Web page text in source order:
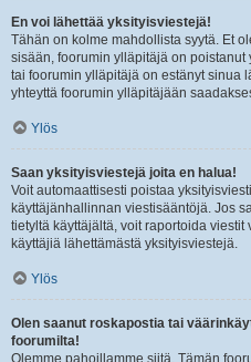
En voi lähettää yksityisviestejä!
Tähän on kolme mahdollista syytä. Et
sisään, foorumin ylläpitäjä on
tai foorumin ylläpitäjä on estänyt sinua
yhteyttä foorumin ylläpitäjään
Ylös
Saan yksityisviestejä joita en halua!
Voit automaattisesti poistaa
käyttäjänhallinnan viestisääntöjä. Jos
tietyltä käyttäjältä, voit raportoida
käyttäjiä lähettämästä yksityisviestejä.
Ylös
Olen saanut roskapostia tai
foorumilta!
Olemme pahoillamme siitä. Tämän